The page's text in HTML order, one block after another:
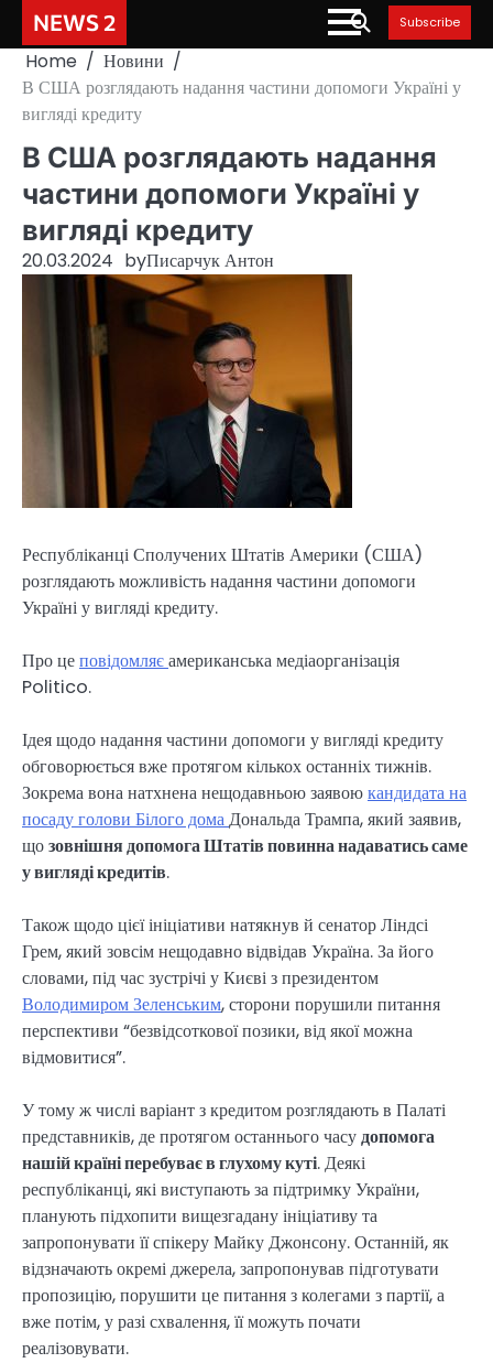
content
NEWS 2 Subscribe
Home
Новини
В США розглядають надання частини допомоги Україні у
вигляді кредиту
В США розглядають надання
частини допомоги Україні у
вигляді кредиту
20.03.2024 byПисарчук Антон
Республіканці Сполучених Штатів Америки (США)
розглядають можливість надання частини допомоги
Україні у вигляді кредиту.
Про цеповідомляєамериканська медіаорганізація
Politico.
Ідея щодо надання частини допомоги у вигляді кредиту
обговорюється вже протягом кількох останніх тижнів.
Зокрема вона натхнена нещодавньою заявоюкандидата на
посаду голови Білого домаДональда Трампа, який заявив,
щозовнішня допомога Штатів повинна надаватись саме
у вигляді кредитів.
Також щодо цієї ініціативи натякнув й сенатор Ліндсі
Грем, який зовсім нещодавно відвідав Україна. За його
словами, під час зустрічі у Києві з президентом
Володимиром Зеленським, сторони порушили питання
перспективи “безвідсоткової позики, від якої можна
відмовитися”.
У тому ж числі варіант з кредитом розглядають в Палаті
представників, де протягом останнього часудопомога
нашій країні перебуває в глухому куті. Деякі
республіканці, які виступають за підтримку України,
планують підхопити вищезгадану ініціативу та
запропонувати її спікеру Майку Джонсону. Останній, як
відзначають окремі джерела, запропонував підготувати
пропозицію, порушити це питання з колегами з партії, а
вже потім, у разі схвалення, її можуть почати
реалізовувати.